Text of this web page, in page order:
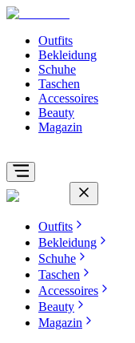
Outfits
Bekleidung
Schuhe
Taschen
Accessoires
Beauty
Magazin
Outfits
Bekleidung
Schuhe
Taschen
Accessoires
Beauty
Magazin